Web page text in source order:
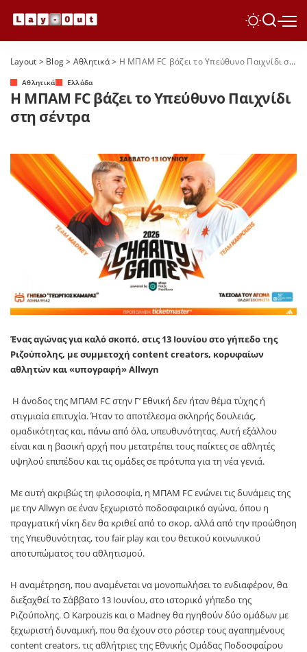
Layout > Blog> Αθλητικά> Η ΜΠΑΜ FC βάζει το Υπεύθυνο Παιχνίδι στη σέντρα
Αθλητικά Ελλάδα
Η ΜΠΑΜ FC βάζει το Υπεύθυνο Παιχνίδι
στη σέντρα
Ένας αγώνας για καλό σκοπό, στις 13 Ιουνίου στο γήπεδο της
Ριζούπολης, με συμμετοχή contentcreators, κορυφαίων
αθλητών και «υπογραφή»Allwyn
Η άνοδος της ΜΠΑΜ FCστην Γ’ Εθνική δεν ήταν θέμα τύχης ή
στιγμιαία επιτυχία. Ήταν το αποτέλεσμα σκληρής δουλειάς,
ομαδικότητας και, πάνω από όλα, υπευθυνότητας. Αυτή εξάλλου
είναι και η βασική αρχή που μετατρέπει τους παίκτες σε αθλητές
υψηλού επιπέδου και τις ομάδες σε πρότυπα για τη νέα γενιά.
Με αυτή ακριβώς τη φιλοσοφία, η ΜΠΑΜ FC ενώνει τις δυνάμεις της
με την Allwyn σε έναν ξεχωριστό ποδοσφαιρικό αγώνα, όπου η
πραγματική νίκη δεν θα κριθεί από το σκορ, αλλά από την προώθηση
της Υπευθυνότητας, του fair play και του θετικού κοινωνικού
αποτυπώματος του αθλητισμού.
Η αναμέτρηση, που αναμένεται να μονοπωλήσει το ενδιαφέρον, θα
διεξαχθεί το Σάββατο 13 Ιουνίου, στο ιστορικό γήπεδο της
Ριζούπολης. Ο Karpouzis και ο Madney θα ηγηθούν δύο ομάδων με
ξεχωριστή δυναμική, που θα έχουν στο ρόστερ τους αγαπημένους
content creators, τις αθλήτριες της Εθνικής Ομάδας Ποδοσφαίρου